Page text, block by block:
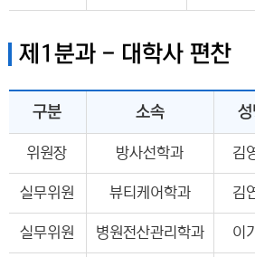
제1분과 - 대학사 편찬
구분 소속
위원장 방사선학과 김
실무위원 뷰티케어학과 김
실무위원 병원전산관리학과 이